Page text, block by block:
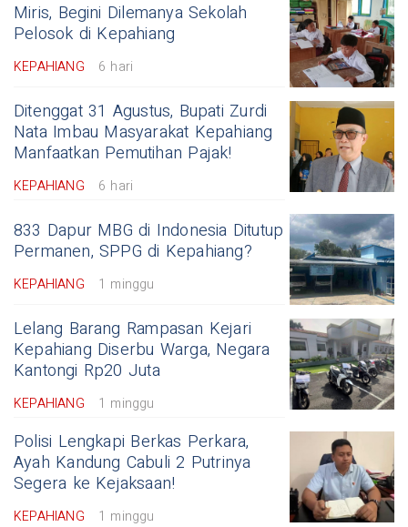
Miris, Begini Dilemanya Sekolah
Pelosok di Kepahiang
KEPAHIANG 6 hari
Ditenggat 31 Agustus, Bupati Zurdi
Nata Imbau Masyarakat Kepahiang
Manfaatkan Pemutihan Pajak!
KEPAHIANG 6 hari
833 Dapur MBG di Indonesia Ditutup
Permanen, SPPG di Kepahiang?
KEPAHIANG 1 minggu
Lelang Barang Rampasan Kejari
Kepahiang Diserbu Warga, Negara
Kantongi Rp20 Juta
KEPAHIANG 1 minggu
Polisi Lengkapi Berkas Perkara,
Ayah Kandung Cabuli 2 Putrinya
Segera ke Kejaksaan!
KEPAHIANG 1 minggu